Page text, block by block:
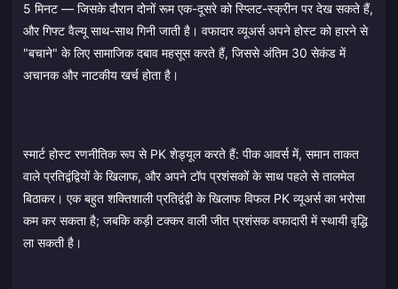
5 मिनट — जिसके दौरान दोनों रूम एक-दूसरे को स्प्लिट-स्क्रीन पर देख सकते हैं,
और गिफ्ट वैल्यू साथ-साथ गिनी जाती है। वफादार व्यूअर्स अपने होस्ट को हारने से
"बचाने" के लिए सामाजिक दबाव महसूस करते हैं, जिससे अंतिम 30 सेकंड में
अचानक और नाटकीय खर्च होता है।
स्मार्ट होस्ट रणनीतिक रूप से PK शेड्यूल करते हैं: पीक आवर्स में, समान ताकत
वाले प्रतिद्वंद्वियों के खिलाफ, और अपने टॉप प्रशंसकों के साथ पहले से तालमेल
बिठाकर। एक बहुत शक्तिशाली प्रतिद्वंद्वी के खिलाफ विफल PK व्यूअर्स का भरोसा
कम कर सकता है; जबकि कड़ी टक्कर वाली जीत प्रशंसक वफादारी में स्थायी वृद्धि
ला सकती है।